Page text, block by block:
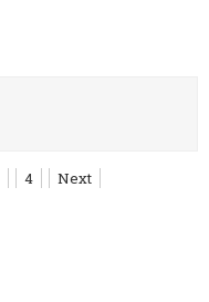
4 Next